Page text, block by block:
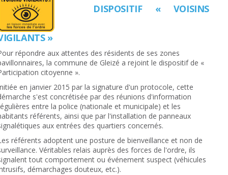
DISPOSITIF « VOISINS
»
répondre aux attentes des résidents de ses zones
la commune de Gleizé a rejoint le dispositif de «
citoyenne ».
en janvier 2015 par la signature d'un protocole, cette
s'est concrétisée par des réunions d'information
entre la police (nationale et municipale) et les
référents, ainsi que par l'installation de panneaux
aux entrées des quartiers concernés.
référents adoptent une posture de bienveillance et non de
Véritables relais auprès des forces de l'ordre, ils
tout comportement ou événement suspect (véhicules
démarchages douteux, etc.).